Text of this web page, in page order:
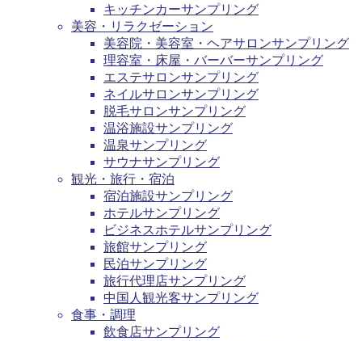
キッチンカーサンプリング
美容・リラクゼーション
美容院・美容室・ヘアサロンサンプリング
理容室・床屋・バーバーサンプリング
エステサロンサンプリング
ネイルサロンサンプリング
脱毛サロンサンプリング
温浴施設サンプリング
温泉サンプリング
サウナサンプリング
観光・旅行・宿泊
宿泊施設サンプリング
ホテルサンプリング
ビジネスホテルサンプリング
旅館サンプリング
民泊サンプリング
旅行代理店サンプリング
中国人観光客サンプリング
食事・調理
飲食店サンプリング